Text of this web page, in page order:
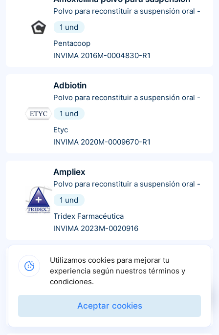
Polvo para reconstituir a suspensión oral -
1 und
Pentacoop
INVIMA 2016M-0004830-R1
Adbiotin
Polvo para reconstituir a suspensión oral -
1 und
Etyc
INVIMA 2020M-0009670-R1
Ampliex
Polvo para reconstituir a suspensión oral -
1 und
Tridex Farmacéutica
INVIMA 2023M-0020916
Amoxicilina
Cápsulas-
20 und
Anglopharma
Utilizamos cookies para mejorar tu
experiencia según nuestros términos y
condiciones.
Aceptar cookies